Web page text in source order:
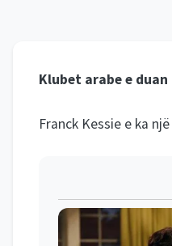
Klubet arabe e duan
Franck Kessie e ka